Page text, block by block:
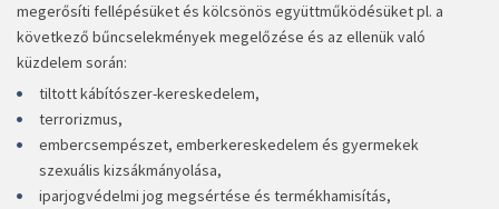
megerősíti fellépésüket és kölcsönös együttműködésüket pl. a
következő bűncselekmények megelőzése és az ellenük való
küzdelem során:
tiltott kábítószer-kereskedelem,
terrorizmus,
embercsempészet, emberkereskedelem és gyermekek
szexuális kizsákmányolása,
iparjogvédelmi jog megsértése és termékhamisítás,